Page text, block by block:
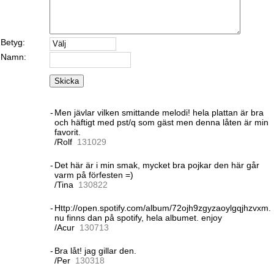
Betyg:
Namn:
Skicka
- Men jävlar vilken smittande melodi! hela plattan är bra
och häftigt med pst/q som gäst men denna låten är min
favorit.
/Rolf 131029
- Det här är i min smak, mycket bra pojkar den här går
varm på förfesten =)
/Tina
130822
- Http://open.spotify.com/album/72ojh9zgyzaoylgqjhzvxm.
nu finns dan på spotify, hela albumet. enjoy
/Acur 130713
- Bra låt! jag gillar den.
/Per 130318